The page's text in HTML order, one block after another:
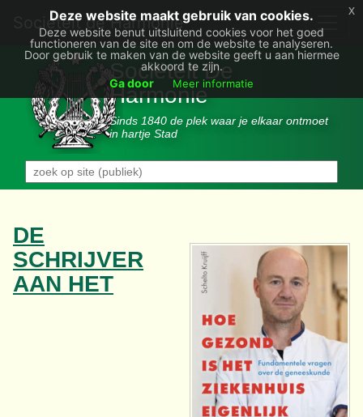
Deze website maakt gebruik van cookies.
Deze website benut uitsluitend cookies voor het goed
functioneren van de site en om de website te analyseren.
Door gebruik te maken van de website geeft u aan hiermee
akkoord te zijn.
Ga door
Meer informatie
x
Societëit de Harmonie
Sociëteit De
Harmonie
Sinds 1840 de plek waar je elkaar ontmoet
in hartje Stad
DE
SCHRIJVER
AAN HET